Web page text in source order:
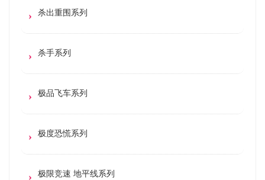
杀出重围系列
杀手系列
极品飞车系列
极度恐慌系列
极限竞速 地平线系列